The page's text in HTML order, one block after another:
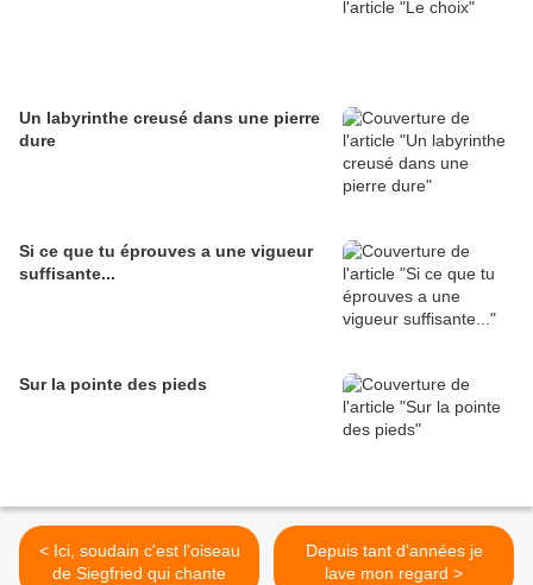
Un labyrinthe creusé dans une pierre
dure
Si ce que tu éprouves a une vigueur
suffisante...
Sur la pointe des pieds
< Ici, soudain c'est l'oiseau
de Siegfried qui chante
Depuis tant d'années je
lave mon regard >